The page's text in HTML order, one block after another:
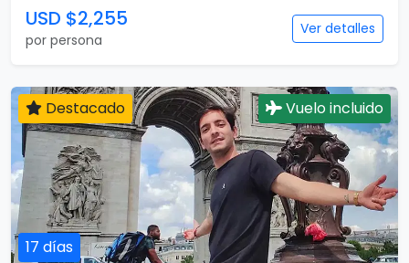
USD $2,255
por persona
Ver detalles
17 días
Destacado Vuelo incluido